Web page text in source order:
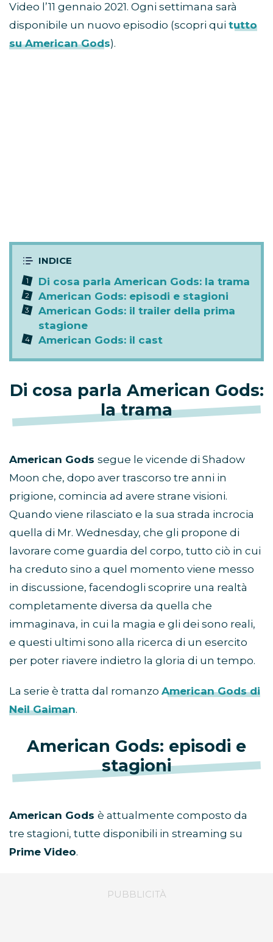
Video l’11 gennaio 2021. Ogni settimana sarà
disponibile un nuovo episodio (scopri qui tutto
su American Gods).
Di cosa parla American Gods: la trama
American Gods: episodi e stagioni
American Gods: il trailer della prima
stagione
American Gods: il cast
Di cosa parla American Gods:
la trama
American Gods segue le vicende di Shadow
Moon che, dopo aver trascorso tre anni in
prigione, comincia ad avere strane visioni.
Quando viene rilasciato e la sua strada incrocia
quella di Mr. Wednesday, che gli propone di
lavorare come guardia del corpo, tutto ciò in cui
ha creduto sino a quel momento viene messo
in discussione, facendogli scoprire una realtà
completamente diversa da quella che
immaginava, in cui la magia e gli dei sono reali,
e questi ultimi sono alla ricerca di un esercito
per poter riavere indietro la gloria di un tempo.
La serie è tratta dal romanzo American Gods di
Neil Gaiman.
American Gods: episodi e
stagioni
American Gods è attualmente composto da
tre stagioni, tutte disponibili in streaming su
Prime Video.